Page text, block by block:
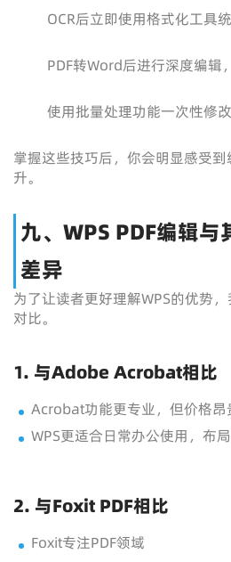
OCR后立即使用格式化工具
PDF转Word后进行深度编辑
使用批量处理功能一次性修
掌握这些技巧后，你会明显感受
升。
九、WPS PDF编辑与
差异
为了让读者更好理解WPS的优势
对比。
1. 与Adobe Acrobat相比
Acrobat功能更专业，但价格昂
WPS更适合日常办公使用，布
2. 与Foxit PDF相比
Foxit专注PDF领域